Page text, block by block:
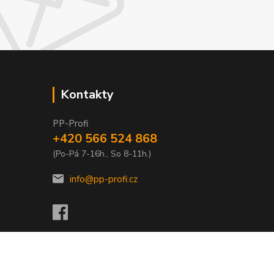
Kontakty
PP-Profi
+420 566 524 868
(Po-Pá 7-16h., So 8-11h.)
info@pp-profi.cz